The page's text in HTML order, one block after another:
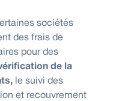
sociétés
des frais de
pour des
de la
le suivi des
et recouvrement